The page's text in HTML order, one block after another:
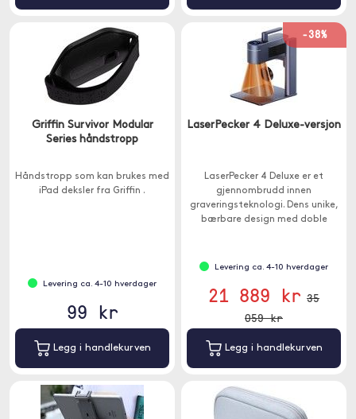
Griffin Survivor Modular
Series håndstropp
Håndstropp som kan brukes med
iPad deksler fra Griffin .
Levering ca. 4-10 hverdager
99 kr
Legg i handlekurven
-38%
LaserPecker 4 Deluxe-versjon
LaserPecker 4 Deluxe er et
gjennombrudd innen
graveringsteknologi. Dens unike,
bærbare design med doble
Levering ca. 4-10 hverdager
21 889 kr 35
059 kr
Legg i handlekurven